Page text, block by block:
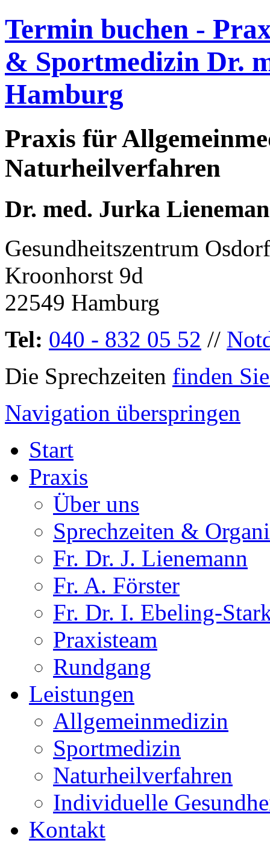
Termin buchen -
& Sportmedizin Dr.
Hamburg
Praxis für
Naturheilverfahren
Dr. med. Jurka
Gesundheitszentrum
Kroonhorst 9d
22549 Hamburg
Tel: 040 - 832 05 52 //
Die Sprechzeiten finden
Navigation überspringen
Start
Praxis
Über uns
Sprechzeiten &
Fr. Dr. J. Lienemann
Fr. A. Förster
Fr. Dr. I. Ebeling-
Praxisteam
Rundgang
Leistungen
Allgemeinmedizin
Sportmedizin
Naturheilverfahren
Individuelle
Kontakt